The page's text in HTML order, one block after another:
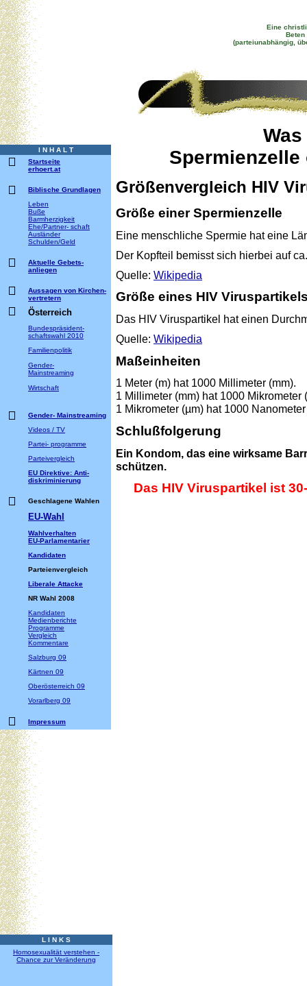
I N H A L T
Startseite
erhoert.at
Biblische Grundlagen
Leben
Buße
Barmherzigkeit
Ehe/Partner- schaft
Ausländer
Schulden/Geld
Aktuelle Gebets-
anliegen
Aussagen von Kirchen-
vertretern
Österreich
Bundespräsident-
schaftswahl 2010
Familienpolitik
Gender-
Mainstreaming
Wirtschaft
Gender- Mainstreaming
Videos / TV
Partei- programme
Parteivergleich
EU Direktive: Anti-
diskriminierung
Geschlagene Wahlen
EU-Wahl
Wahlverhalten
EU-Parlamentarier
Kandidaten
Parteienvergleich
Liberale Attacke
NR Wahl 2008
Kandidaten
Medienberichte
Programme
Vergleich
Kommentare
Salzburg 09
Kärtnen 09
Oberösterreich 09
Vorarlberg 09
Impressum
L I N K S
Homosexualität verstehen -
Chance zur Veränderung
Eine
Beten
(parteiunabhängig,
Größenvergleich HIV
Größe einer Spermienzelle
Eine menschliche Spermie hat eine
Der Kopfteil bemisst sich hierbei auf
Quelle: Wikipedia
Größe eines HIV
Das HIV Viruspartikel hat einen
Quelle: Wikipedia
Maßeinheiten
1 Meter (m) hat 1000 Millimeter (mm).
1 Millimeter (mm) hat 1000 Mikrometer
1 Mikrometer (µm) hat 1000
Schlußfolgerung
Ein Kondom, das eine wirksame
schützen.
Das HIV Viruspartikel ist